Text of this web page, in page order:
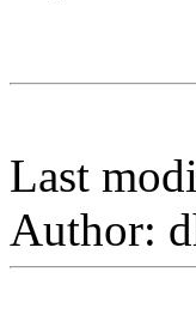
Last
Author: